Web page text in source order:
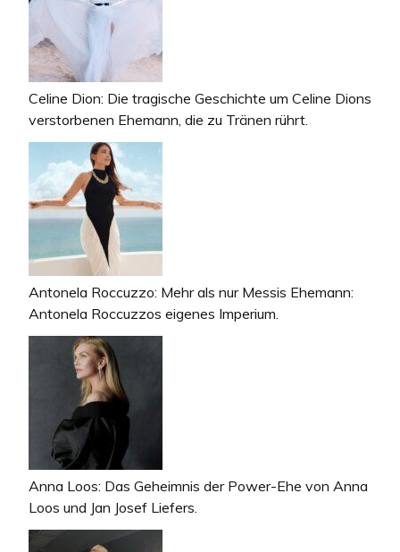
Celine Dion: Die tragische Geschichte um Celine Dions
verstorbenen Ehemann, die zu Tränen rührt.
Antonela Roccuzzo: Mehr als nur Messis Ehemann:
Antonela Roccuzzos eigenes Imperium.
Anna Loos: Das Geheimnis der Power-Ehe von Anna
Loos und Jan Josef Liefers.